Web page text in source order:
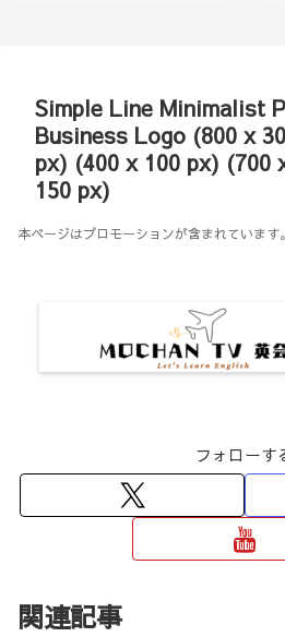
Simple Line Minimalist
Business Logo (800 x
px) (400 x 100 px) (700
150 px)
本ページはプロモーションが含まれています。
フォローす
関連記事